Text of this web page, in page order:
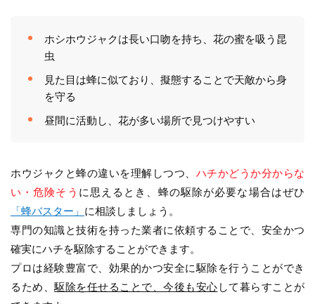
ホシホウジャクは長い口吻を持ち、花の蜜を吸う昆
虫
見た目は蜂に似ており、擬態することで天敵から身
を守る
昼間に活動し、花が多い場所で見つけやすい
ホウジャクと蜂の違いを理解しつつ、 ハチかどうか分からな
い・危険そう に思えるとき、蜂の駆除が必要な場合はぜひ
「蜂バスター」 に相談しましょう。
専門の知識と技術を持った業者に依頼することで、安全かつ
確実にハチを駆除することができます。
プロは経験豊富で、効果的かつ安全に駆除を行うことができ
るため、 駆除を任せることで、今後も安心 して暮らすことが